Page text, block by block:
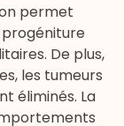
permet
progéniture
De plus,
les tumeurs
éliminés. La